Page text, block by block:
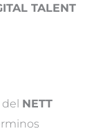
TALENT
del NETT